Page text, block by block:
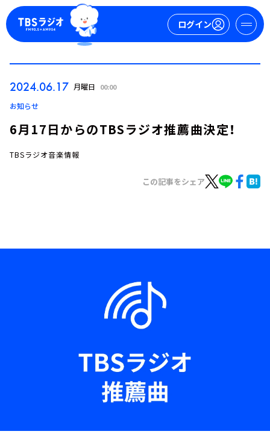
ログイン
トピックス
イベント・グッズ
2024.06.17 月曜日 00:00
お知らせ
6月17日からのTBSラジオ推薦曲決定！
TBSラジオ音楽情報
この記事をシェア